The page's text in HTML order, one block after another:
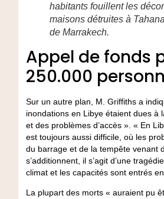
habitants fouillent les
maisons détruites à
de Marrakech.
Appel de fonds
250.000
Sur un autre plan, M. Griffiths a
inondations en Libye étaient dues à
et des problèmes d’accès ». « En
est toujours aussi difficile, où les
du barrage et de la tempête venant
s’additionnent, il s’agit d’une
climat et les capacités sont entrés
La plupart des morts « auraient pu